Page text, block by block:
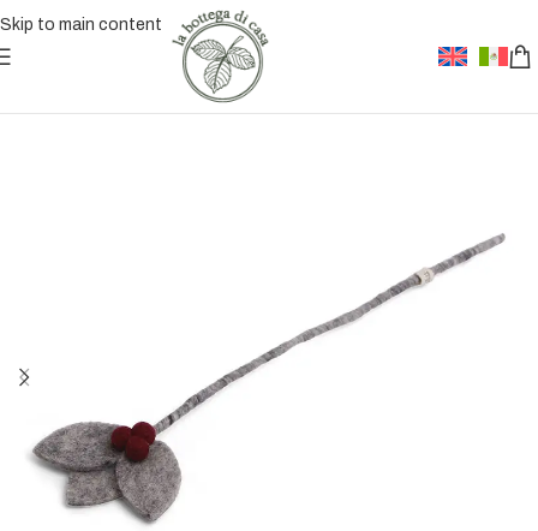
Skip to main content